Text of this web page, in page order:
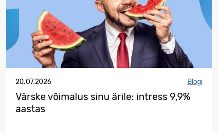
20.07.2026 Blogi
Värske võimalus sinu ärile: intress 9,9%
aastas